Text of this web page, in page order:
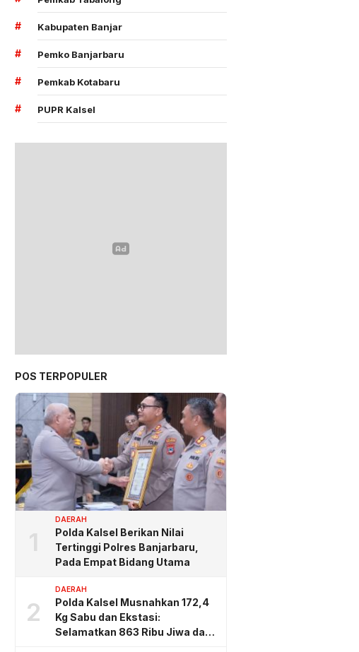
# Kabupaten Banjar
# Pemko Banjarbaru
# Pemkab Kotabaru
# PUPR Kalsel
POS TERPOPULER
1
DAERAH
Polda Kalsel Berikan Nilai
Tertinggi Polres Banjarbaru,
Pada Empat Bidang Utama
2
DAERAH
Polda Kalsel Musnahkan 172,4
Kg Sabu dan Ekstasi:
Selamatkan 863 Ribu Jiwa dan